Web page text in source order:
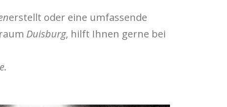
erstellt oder eine umfassende
Duisburg, hilft Ihnen gerne bei